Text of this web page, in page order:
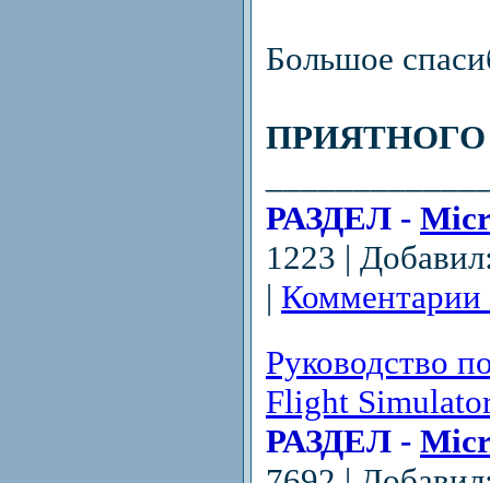
Большое
РАЗДЕЛ -
1223 |
| Комментарии
Руководство
Flight
РАЗДЕЛ -